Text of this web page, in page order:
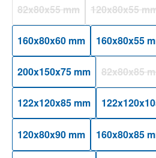
82x80x55 mm(Diese Option ist zurzeit nicht
120x80x55
(Diese
160x80x60 mm 160x80x55
200x150x75 mm 82x80x85
(Diese
122x120x85 mm
120x80x90 mm 160x80x85